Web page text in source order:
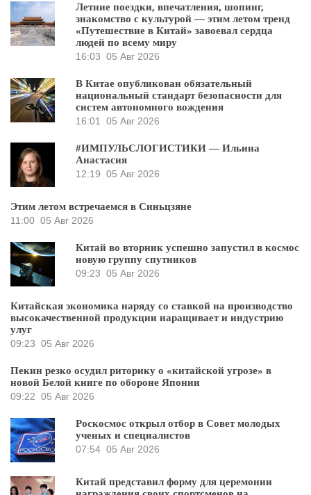
Летние поездки, впечатления, шопинг,
знакомство с культурой — этим летом тренд
«Путешествие в Китай» завоевал сердца
людей по всему миру
16:03 05 Авг 2026
В Китае опубликован обязательный
национальный стандарт безопасности для
систем автономного вождения
16:01
05 Авг 2026
#ИМПУЛЬСЛОГИСТИКИ — Ильина
Анастасия
12:19 05 Авг 2026
Этим летом встречаемся в Синьцзяне
11:00 05 Авг 2026
Китай во вторник успешно запустил в космос
новую группу спутников
09:23 05 Авг 2026
Китайская экономика наряду со ставкой на производство
высокачественной продукции наращивает и индустрию
улуг
09:23 05 Авг 2026
Пекин резко осудил риторику о «китайской угрозе» в
новой Белой книге по обороне Японии
09:22 05 Авг 2026
Роскосмос открыл отбор в Совет молодых
ученых и специалистов
07:54 05 Авг 2026
Китай представил форму для церемонии